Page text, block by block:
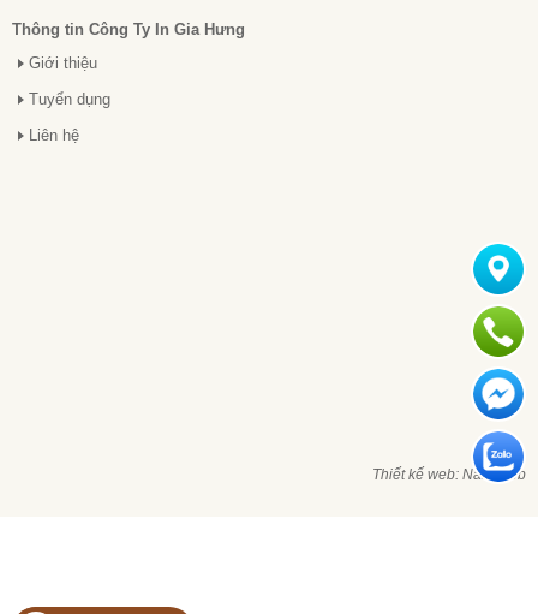
Thông tin Công Ty In Gia Hưng
Giới thiệu
Tuyển dụng
Liên hệ
Thiết kế web: Nanoweb